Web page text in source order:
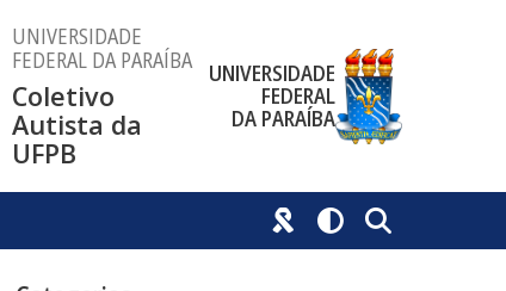
UNIVERSIDADE
FEDERAL DA PARAÍBA
Coletivo
Autista da
UFPB
UNIVERSIDADE
FEDERAL
DA PARAÍBA